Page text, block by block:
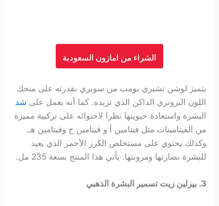
الشراء من امازون السعودية
يتميز لوشن تشيري بومب من سوبري بقدرته على منحك
اللون البرونزي الداكن الذي تريده. كما أنه يعمل على شد
البشرة واستعادة حيويتها نظرا لاحتوائه على تركيبة مميزة
من الفيتامينات مثل فيتامين أ و فيتامين ج وفيتامين هـ.
وكذلك يحتوي على مستخلص الكرز الأحمر الذي يعيد
للبشرة نضارتها ومرونتها. يأتي هذا المنتج بسعة 235 مل.
3. بيزلين زيت تسمير البشرة الذهبي